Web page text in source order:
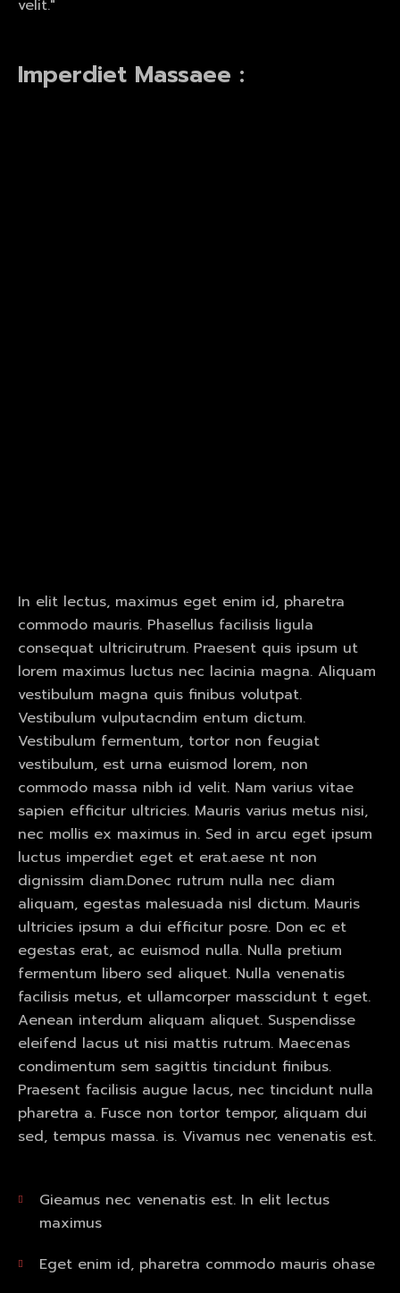
velit."
Imperdiet Massaee :
In elit lectus, maximus eget enim id, pharetra
commodo mauris. Phasellus facilisis ligula
consequat ultricirutrum. Praesent quis ipsum ut
lorem maximus luctus nec lacinia magna. Aliquam
vestibulum magna quis finibus volutpat.
Vestibulum vulputacndim entum dictum.
Vestibulum fermentum, tortor non feugiat
vestibulum, est urna euismod lorem, non
commodo massa nibh id velit. Nam varius vitae
sapien efficitur ultricies. Mauris varius metus nisi,
nec mollis ex maximus in. Sed in arcu eget ipsum
luctus imperdiet eget et erat.aese nt non
dignissim diam.Donec rutrum nulla nec diam
aliquam, egestas malesuada nisl dictum. Mauris
ultricies ipsum a dui efficitur posre. Don ec et
egestas erat, ac euismod nulla. Nulla pretium
fermentum libero sed aliquet. Nulla venenatis
facilisis metus, et ullamcorper masscidunt t eget.
Aenean interdum aliquam aliquet. Suspendisse
eleifend lacus ut nisi mattis rutrum. Maecenas
condimentum sem sagittis tincidunt finibus.
Praesent facilisis augue lacus, nec tincidunt nulla
pharetra a. Fusce non tortor tempor, aliquam dui
sed, tempus massa. is. Vivamus nec venenatis est.
Gieamus nec venenatis est. In elit lectus
maximus
Eget enim id, pharetra commodo mauris ohase